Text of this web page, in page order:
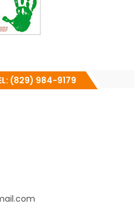
(829) 984-9179